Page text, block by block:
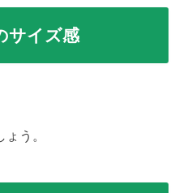
サイズ感
う。